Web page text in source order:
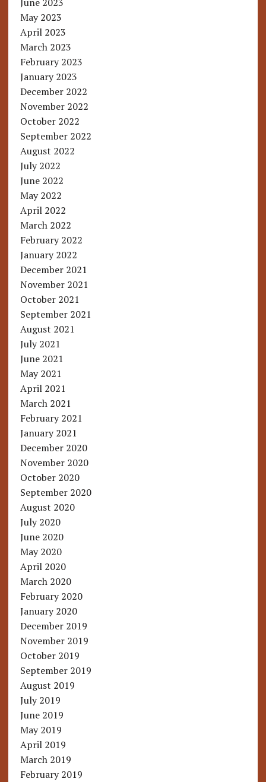
May 2023
April 2023
March 2023
February 2023
January 2023
December 2022
November 2022
October 2022
September 2022
August 2022
July 2022
June 2022
May 2022
April 2022
March 2022
February 2022
January 2022
December 2021
November 2021
October 2021
September 2021
August 2021
July 2021
June 2021
May 2021
April 2021
March 2021
February 2021
January 2021
December 2020
November 2020
October 2020
September 2020
August 2020
July 2020
June 2020
May 2020
April 2020
March 2020
February 2020
January 2020
December 2019
November 2019
October 2019
September 2019
August 2019
July 2019
June 2019
May 2019
April 2019
March 2019
February 2019